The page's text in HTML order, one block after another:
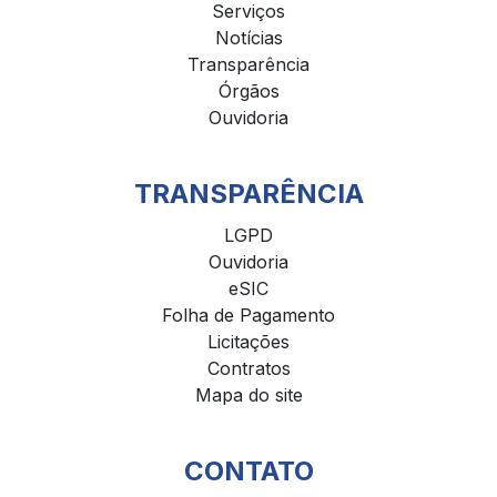
Serviços
Notícias
Transparência
Órgãos
Ouvidoria
TRANSPARÊNCIA
LGPD
Ouvidoria
eSIC
Folha de Pagamento
Licitações
Contratos
Mapa do site
CONTATO